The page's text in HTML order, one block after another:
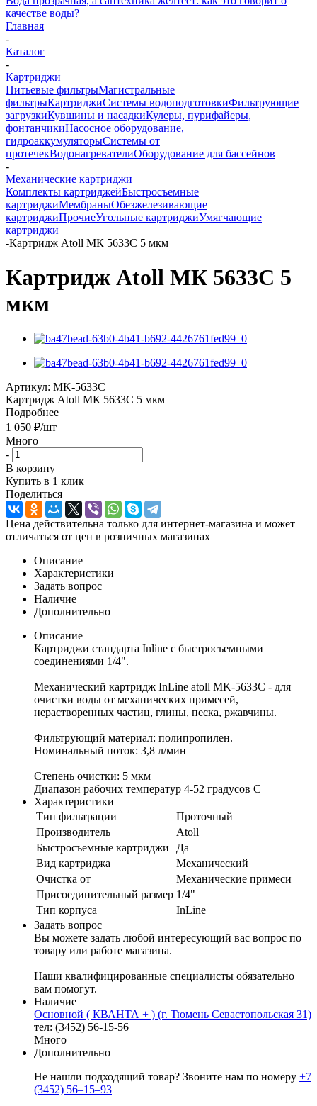
качестве воды?
Главная
-
Каталог
-
Картриджи
Питьевые фильтрыМагистральные
фильтрыКартриджиСистемы водоподготовкиФильтрующие
загрузкиКувшины и насадкиКулеры, пурифайеры,
фонтанчикиНасосное оборудование,
гидроаккумуляторыСистемы от
протечекВодонагревателиОборудование для бассейнов
-
Механические картриджи
Комплекты картриджейБыстросъемные
картриджиМембраныОбезжелезивающие
картриджиПрочиеУгольные картриджиУмягчающие
картриджи
-Картридж Atoll МК 5633С 5 мкм
Картридж Atoll МК 5633С 5
мкм
Артикул: MK-5633C
Картридж Atoll МК 5633С 5 мкм
Подробнее
1 050 ₽/шт
Много
-
+
В корзину
Купить в 1 клик
Поделиться
Цена действительна только для интернет-магазина и может
отличаться от цен в розничных магазинах
Описание
Характеристики
Задать вопрос
Наличие
Дополнительно
Описание
Картриджи стандарта Inline с быстросъемными
соединениями 1/4".
Механический картридж InLine atoll MK-5633C - для
очистки воды от механических примесей,
нерастворенных частиц, глины, песка, ржавчины.
Фильтрующий материал: полипропилен.
Номинальный поток: 3,8 л/мин
Степень очистки: 5 мкм
Диапазон рабочих температур 4-52 градусов С
Характеристики
Тип фильтрации
Проточный
Производитель
Atoll
Быстросъемные картриджи
Да
Вид картриджа
Механический
Очистка от
Механические примеси
Присоединительный размер 1/4"
Тип корпуса
InLine
Задать вопрос
Вы можете задать любой интересующий вас вопрос по
товару или работе магазина.
Наши квалифицированные специалисты обязательно
вам помогут.
Наличие
Основной ( КВАНТА + ) (г. Тюмень Севастопольская 31)
тел: (3452) 56-15-56
Много
Дополнительно
Не нашли подходящий товар? Звоните нам по номеру +7
(3452) 56‒15‒93